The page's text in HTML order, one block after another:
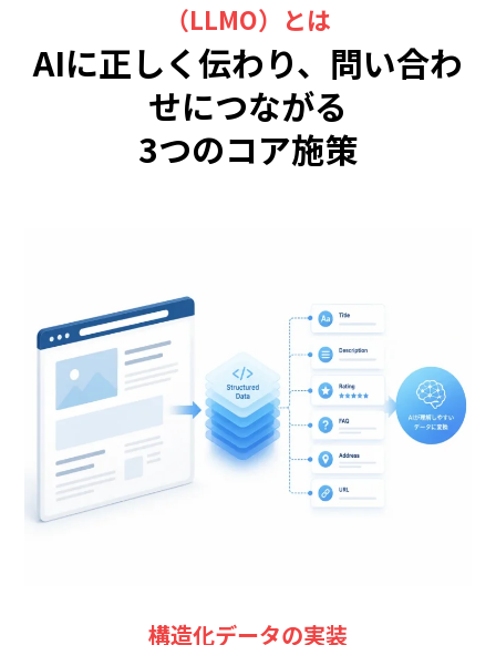
（LLMO）とは
AIに正しく伝わり、問い合わ
せにつながる
3つのコア施策
構造化データの実装